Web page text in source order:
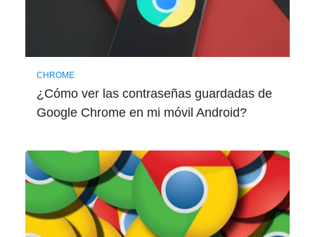
CHROME
¿Cómo ver las contraseñas guardadas de
Google Chrome en mi móvil Android?